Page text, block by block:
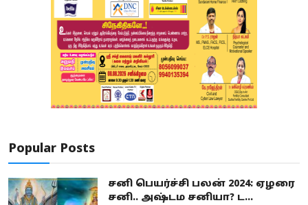
Popular Posts
சனி பெயர்ச்சி பலன் 2024: ஏழரை
சனி.. அஷ்டம சனியா? ட...